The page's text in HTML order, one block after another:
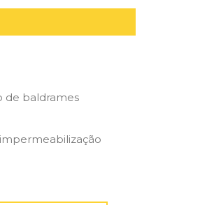
de baldrames